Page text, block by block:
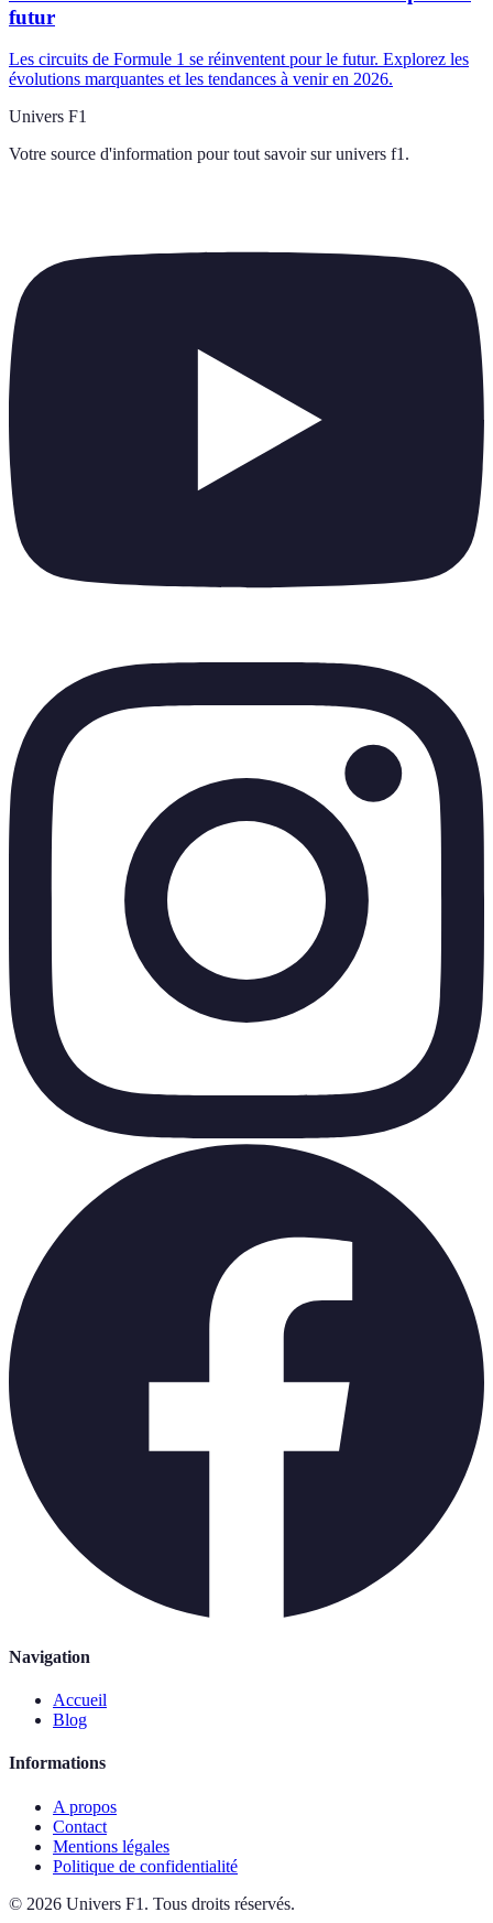
futur
Les circuits de Formule 1 se réinventent pour le futur. Explorez les
évolutions marquantes et les tendances à venir en 2026.
Univers F1
Votre source d'information pour tout savoir sur univers f1.
Navigation
Accueil
Blog
Informations
A propos
Contact
Mentions légales
Politique de confidentialité
© 2026 Univers F1 . Tous droits réservés.